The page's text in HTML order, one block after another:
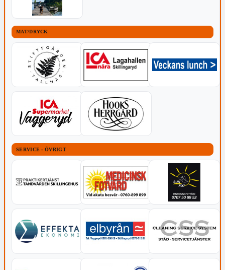
MAT/DRYCK
SERVICE - ÖVRIGT